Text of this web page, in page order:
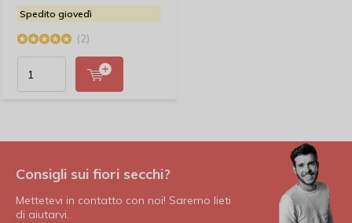
Spedito giovedì
(2)
Consigli sui fiori secchi?
Mettetevi in contatto con noi! Saremo lieti
di aiutarvi.